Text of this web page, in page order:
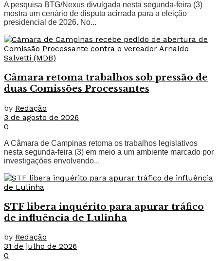
A pesquisa BTG/Nexus divulgada nesta segunda-feira (3)
mostra um cenário de disputa acirrada para a eleição
presidencial de 2026. No...
Câmara retoma trabalhos sob pressão de
duas Comissões Processantes
by Redação
3 de agosto de 2026
0
A Câmara de Campinas retoma os trabalhos legislativos
nesta segunda-feira (3) em meio a um ambiente marcado por
investigações envolvendo...
STF libera inquérito para apurar tráfico
de influência de Lulinha
by Redação
31 de julho de 2026
0